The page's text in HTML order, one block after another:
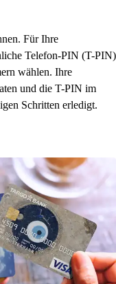
Für Ihre
Telefon-PIN (T-PIN)
wählen. Ihre
und die T-PIN im
Schritten erledigt.